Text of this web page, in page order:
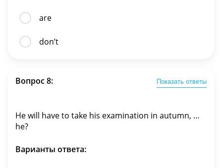
are
don’t
Вопрос 8: Показать ответы
He will have to take his examination in autumn, …
he?
Варианты ответа: